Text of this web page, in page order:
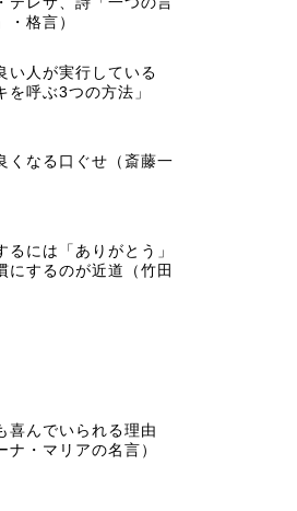
・格言）
い人が実行している
を呼ぶ3つの方法」
くなる口ぐせ（斎藤一
るには「ありがとう」
にするのが近道（竹田
喜んでいられる理由
ナ・マリアの名言）